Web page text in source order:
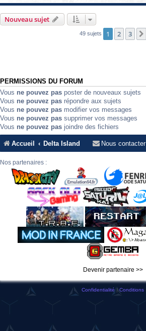
Nouveau sujet
49 sujets 1 2 3
PERMISSIONS DU FORUM
Vous ne pouvez pas poster de nouveaux sujets
Vous ne pouvez pas répondre aux sujets
Vous ne pouvez pas modifier vos messages
Vous ne pouvez pas supprimer vos messages
Vous ne pouvez pas joindre des fichiers
Accueil Delta Island Nous contacter
Nos partenaires :
Devenir partenaire >>
Confidentialité|Conditions